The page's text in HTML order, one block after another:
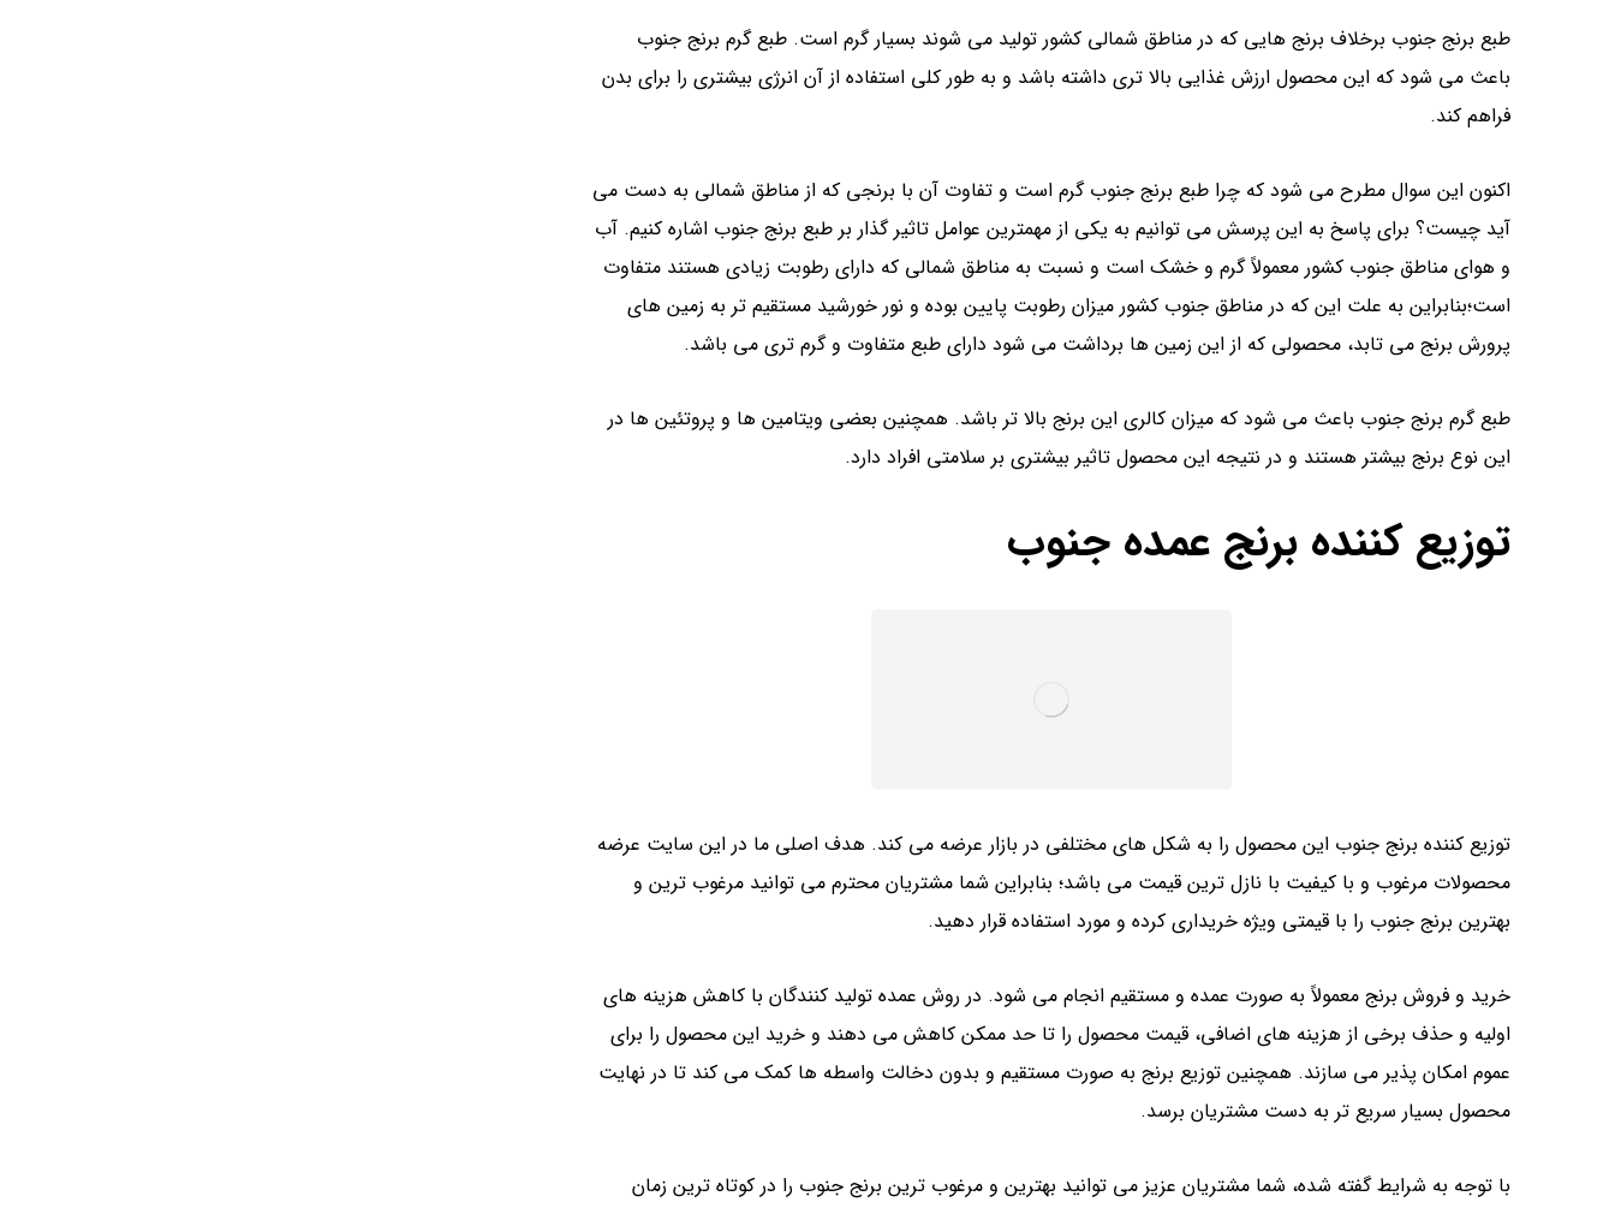
طبع برنج جنوب برخلاف برنج هایی که در مناطق شمالی کشور تولید می شوند بسیار گرم است. طبع گرم برنج جنوب
باعث می شود که این محصول ارزش غذایی بالا تری داشته باشد و به طور کلی استفاده از آن انرژی بیشتری را برای بدن
فراهم کند.
اکنون این سوال مطرح می‌ شود که چرا طبع برنج جنوب گرم است و تفاوت آن با برنجی که از مناطق شمالی به دست می
آید چیست؟ برای پاسخ به این پرسش می توانیم به یکی از مهمترین عوامل تاثیر گذار بر طبع برنج جنوب اشاره کنیم. آب
و هوای مناطق جنوب کشور معمولاً گرم و خشک است و نسبت به مناطق شمالی که دارای رطوبت زیادی هستند متفاوت
است؛بنابراین به علت این که در مناطق جنوب کشور میزان رطوبت پایین بوده و نور خورشید مستقیم تر به زمین های
پرورش برنج می تابد، محصولی که از این زمین ‌ها برداشت می شود دارای طبع متفاوت و گرم تری می باشد.
طبع گرم برنج جنوب باعث می شود که میزان کالری این برنج بالا تر باشد. همچنین بعضی ویتامین ها و پروتئین ها در
این نوع برنج بیشتر هستند و در نتیجه این محصول تاثیر بیشتری بر سلامتی افراد دارد.
توزیع کننده برنج عمده جنوب
توزیع کننده برنج جنوب این محصول را به شکل های مختلفی در بازار عرضه می کند. هدف اصلی ما در این سایت عرضه
محصولات مرغوب و با کیفیت با نازل ترین قیمت می باشد؛ بنابراین شما مشتریان محترم می توانید مرغوب ترین و
بهترین برنج جنوب را با قیمتی ویژه خریداری کرده و مورد استفاده قرار دهید.
خرید و فروش برنج معمولاً به صورت عمده و مستقیم انجام می شود. در روش عمده تولید کنندگان با کاهش هزینه‌ های
اولیه و حذف برخی از هزینه‌ های اضافی، قیمت محصول را تا حد ممکن کاهش می‌ دهند و خرید این محصول را برای
عموم امکان پذیر می سازند. همچنین توزیع برنج به صورت مستقیم و بدون دخالت واسطه ها کمک می کند تا در نهایت
محصول بسیار سریع تر به دست مشتریان برسد.
با توجه به شرایط گفته شده، شما مشتریان عزیز می توانید بهترین و مرغوب ترین برنج جنوب را در کوتاه‌ ترین زمان